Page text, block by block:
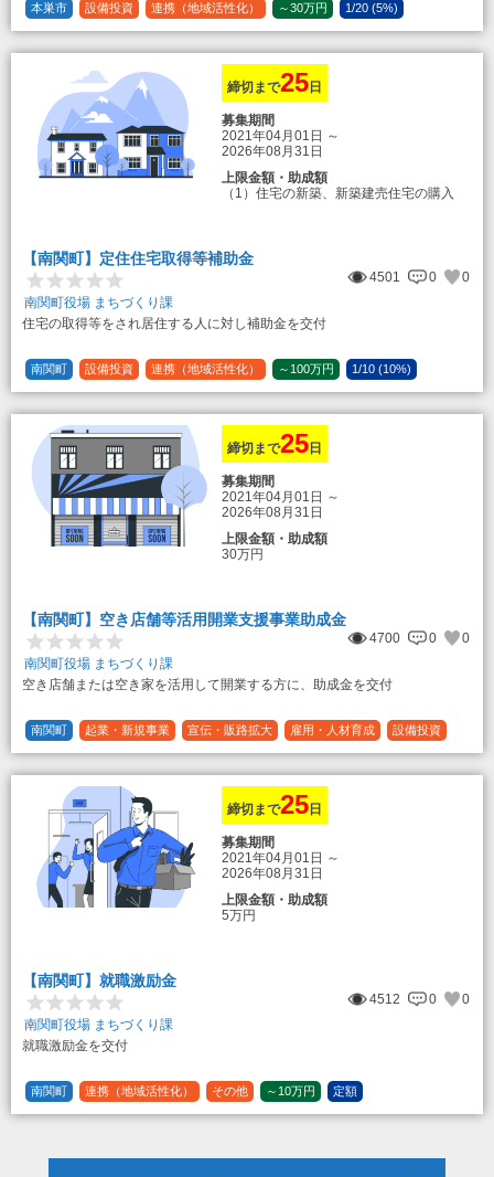
本巣市 設備投資 連携（地域活性化） ～30万円 1/20 (5%)
締切まで25 日
募集期間
2021年04月01日 ～
2026年08月31日
上限金額・助成額
（1）住宅の新築、新築建売住宅の購入
（2）中古住宅の購入 25万円
登録事業者利用の場合25万円加算（25
（3）住宅リフォーム 経費の20％の額
登録事業者利用の場合、経費の10%の
額を加算（限度額25万円） （最大で50万
円＋25万円加算＝75万円）
【南関町】定住住宅取得等補助金
4501 0
0
南関町役場 まちづくり課
住宅の取得等をされ居住する人に対し補助金を交付
南関町 設備投資 連携（地域活性化） ～100万円
1/10 (10%)
1/5 (20%)
定額
締切まで25 日
募集期間
2021年04月01日 ～
2026年08月31日
上限金額・助成額
30万円
【南関町】空き店舗等活用開業支援事業助成金
4700 0
0
南関町役場 まちづくり課
空き店舗または空き家を活用して開業する方に、助成金を交付
南関町 起業・新規事業 宣伝・販路拡大 雇用・人材育成
設備投資
運転資金
連携（地域活性化） ～30万円 1/3 (33%)
締切まで25 日
募集期間
2021年04月01日 ～
2026年08月31日
上限金額・助成額
5万円
【南関町】就職激励金
4512 0
0
南関町役場 まちづくり課
就職激励金を交付
南関町 連携（地域活性化） その他 ～10万円 定額